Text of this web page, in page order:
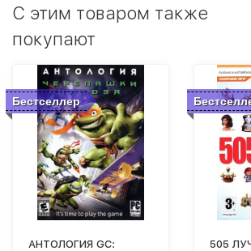
C этим товаром также
покупают
Бестселлер
АНТОЛОГИЯ GC:
505